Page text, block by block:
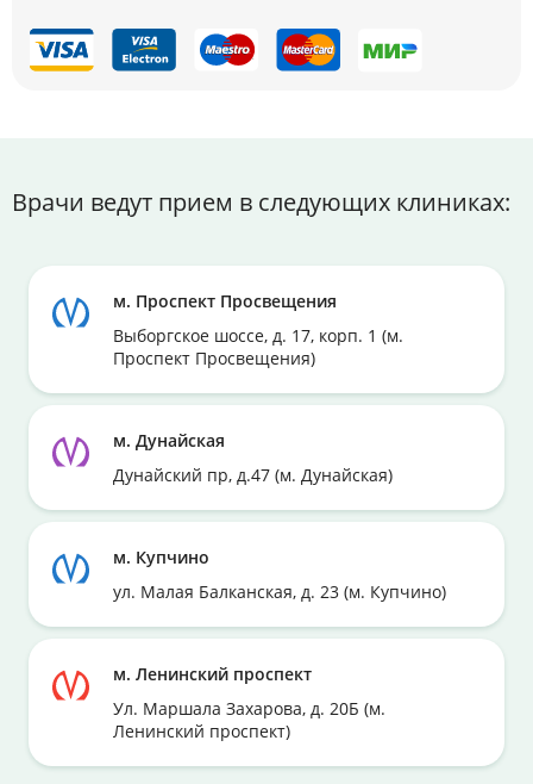
Врачи ведут прием в следующих клиниках:
м. Проспект Просвещения
Выборгское шоссе, д. 17, корп. 1 (м.
Проспект Просвещения)
м. Дунайская
Дунайский пр, д.47 (м. Дунайская)
м. Купчино
ул. Малая Балканская, д. 23 (м. Купчино)
м. Ленинский проспект
Ул. Маршала Захарова, д. 20Б (м.
Ленинский проспект)